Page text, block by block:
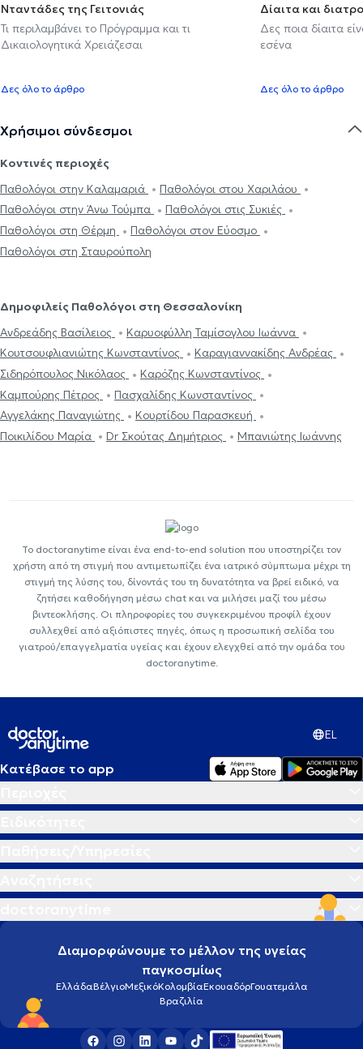
Νταντάδες της Γειτονιάς
Τι περιλαμβάνει το Πρόγραμμα και τι
Δικαιολογητικά Χρειάζεσαι
Δες όλο το άρθρο
Δίαιτα και
Δες ποια δίαιτα
εσένα
Δες όλο το άρθρο
Χρήσιμοι σύνδεσμοι
Κοντινές περιοχές
Παθολόγοι στην Καλαμαριά
Παθολόγοι στου Χαριλάου
Παθολόγοι στην Άνω Τούμπα
Παθολόγοι στις Συκιές
Παθολόγοι στη Θέρμη
Παθολόγοι στον Εύοσμο
Παθολόγοι στη Σταυρούπολη
Δημοφιλείς Παθολόγοι στη Θεσσαλονίκη
Ανδρεάδης Βασίλειος
Καρυοφύλλη Ταμίσογλου Ιωάννα
Κουτσουφλιανιώτης Κωνσταντίνος
Καραγιαννακίδης Ανδρέας
Σιδηρόπουλος Νικόλαος
Καρόζης Κωνσταντίνος
Καμπούρης Πέτρος
Πασχαλίδης Κωνσταντίνος
Αγγελάκης Παναγιώτης
Κουρτίδου Παρασκευή
Ποικιλίδου Μαρία
Dr Σκούτας Δημήτριος Μπανιώτης Ιωάννης
Το doctoranytime είναι ένα end-to-end solution που υποστηρίζει τον
χρήστη από τη στιγμή που αντιμετωπίζει ένα ιατρικό σύμπτωμα μέχρι τη
στιγμή της λύσης του, δίνοντάς του τη δυνατότητα να βρεί ειδικό, να
ζητήσει καθοδήγηση μέσω chat και να μιλήσει μαζί του μέσω
βιντεοκλήσης. Οι πληροφορίες του συγκεκριμένου προφίλ έχουν
συλλεχθεί από αξιόπιστες πηγές, όπως η προσωπική σελίδα του
γιατρού/επαγγελματία υγείας και έχουν ελεγχθεί από την ομάδα του
doctoranytime.
EL
Κατέβασε το app
Διαμορφώνουμε το μέλλον της υγείας
παγκοσμίως
ΕλλάδαΒέλγιοΜεξικόΚολομβίαΕκουαδόρΓουατεμάλα
Βραζιλία